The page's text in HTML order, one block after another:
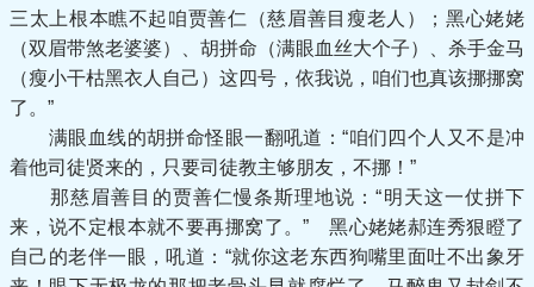
三太上根本瞧不起咱贾善仁（慈眉善目瘦老人）；黑心姥姥
（双眉带煞老婆婆）、胡拼命（满眼血丝大个子）、杀手金马
（瘦小干枯黑衣人自己）这四号，依我说，咱们也真该挪挪窝
了。”
满眼血线的胡拼命怪眼一翻吼道：“咱们四个人又不是冲
着他司徒贤来的，只要司徒教主够朋友，不挪！”
那慈眉善目的贾善仁慢条斯理地说：“明天这一仗拼下
来，说不定根本就不要再挪窝了。” 黑心姥姥郝连秀狠瞪了
自己的老伴一眼，吼道：“就你这老东西狗嘴里面吐不出象牙